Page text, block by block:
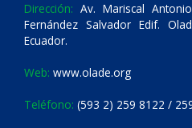
Dirección: Av. Mariscal
Fernández Salvador Edif.
Ecuador.
Web: www.olade.org
Teléfono: (593 2) 259 8122 /